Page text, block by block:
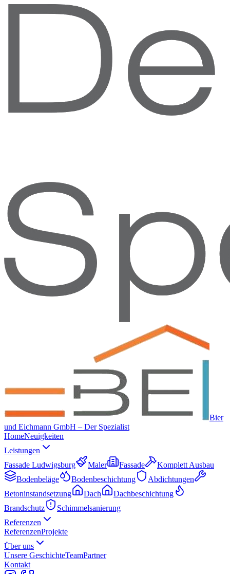
Bier
und Eichmann GmbH – Der Spezialist
HomeNeuigkeiten
Leistungen
Fassade Ludwigsburg
Maler Fassade
Komplett Ausbau
Bodenbeläge
Bodenbeschichtung
Abdichtungen
Betoninstandsetzung
Dach
Dachbeschichtung
Brandschutz
Schimmelsanierung
Referenzen
ReferenzenProjekte
Über uns
Unsere GeschichteTeamPartner
Kontakt